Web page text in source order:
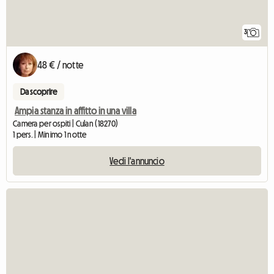
3
48 € / notte
Da scoprire
Ampia stanza in affitto in una villa
Camera per ospiti | Culan (18270)
1 pers. | Minimo 1 notte
Vedi l'annuncio